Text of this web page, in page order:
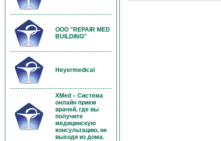
OOO "REPAIR MED
BUILDING"
Heyermedical
XMed – Система
онлайн прием
врачей, где вы
получите
медицинскую
консультацию, не
выходя из дома.